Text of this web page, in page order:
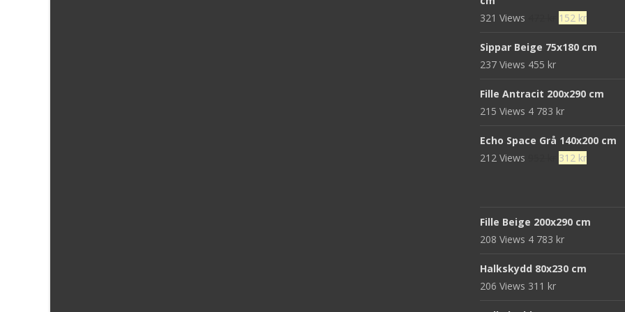
680 kr.439 kr.
321 Views
Det
priset
152 krDet
priset
Sippar Beige 75x180 cm
237 Views 455 kr
Fille Antracit 200x290 cm
215 Views 4 783 kr
Echo Space Grå 140x200 cm
212 Views
Det
952 kr.
312 krDet
312 kr.
Fille Beige 200x290 cm
208 Views 4 783 kr
Halkskydd 80x230 cm
206 Views 311 kr